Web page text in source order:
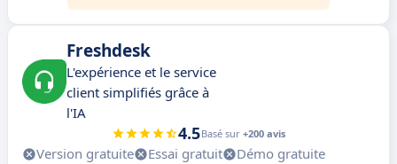
Freshdesk
L'expérience et le service
client simplifiés grâce à
l'IA
4.5Basé sur +200 avis
Version gratuite Essai gratuit
Démo gratuite